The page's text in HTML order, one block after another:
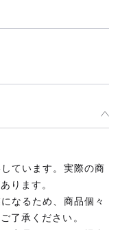
ています。実際の商
ります。
なるため、商品個々
了承ください。